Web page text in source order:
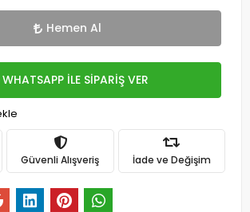
Hemen Al
WHATSAPP İLE SİPARİŞ VER
Güvenli Alışveriş İade ve Değişim